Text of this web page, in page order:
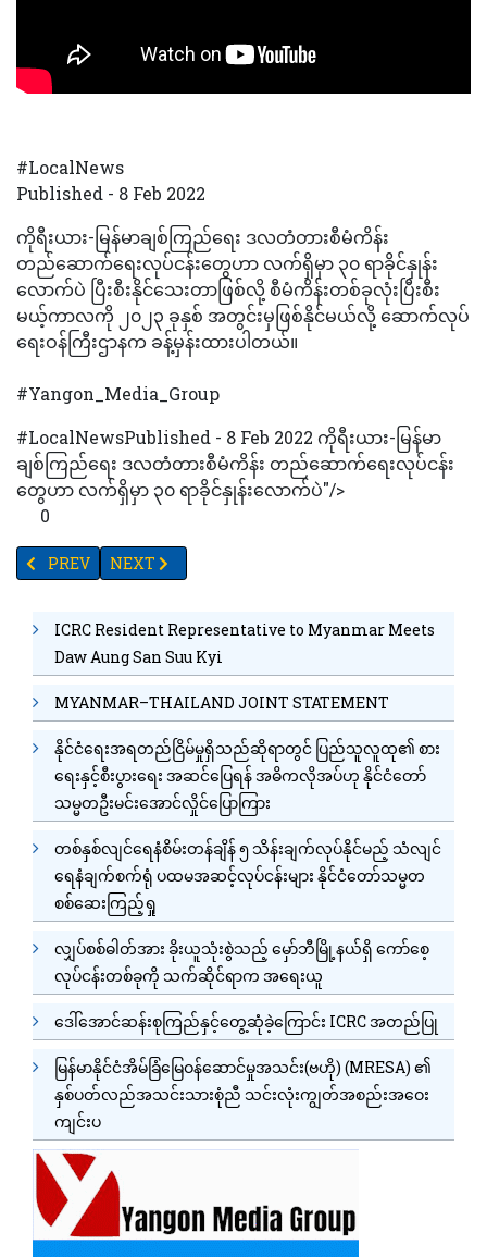
#LocalNews
Published - 8 Feb 2022
ကိုရီးယား-မြန်မာချစ်ကြည်ရေး ဒလတံတားစီမံကိန်း
တည်ဆောက်ရေးလုပ်ငန်းတွေဟာ လက်ရှိမှာ ၃၀ ရာခိုင်နှုန်း
လောက်ပဲ ပြီးစီးနိုင်သေးတာဖြစ်လို့ စီမံကိန်းတစ်ခုလုံးပြီးစီး
မယ့်ကာလကို ၂၀၂၃ ခုနှစ် အတွင်းမှဖြစ်နိုင်မယ်လို့ ဆောက်လုပ်
ရေးဝန်ကြီးဌာနက ခန့်မှန်းထားပါတယ်။
#Yangon_Media_Group
#LocalNewsPublished - 8 Feb 2022 ကိုရီးယား-မြန်မာ
ချစ်ကြည်ရေး ဒလတံတားစီမံကိန်း တည်ဆောက်ရေးလုပ်ငန်း
တွေဟာ လက်ရှိမှာ ၃၀ ရာခိုင်နှုန်းလောက်ပဲ"/>
0
PREVIOUS ARTICLE: ဖေဖော်ဝါရီလအတွင်း ရန်ကုန်တိုင်းဒေသကြီးမှ
PREV NEXT ARTICLE: စစ်တွေဆိပ်ကမ်းသို့ သင်္ဘောကြီးမျာ
NEXT
ICRC Resident Representative to Myanmar Meets
Daw Aung San Suu Kyi
MYANMAR–THAILAND JOINT STATEMENT
နိုင်ငံရေးအရတည်ငြိမ်မှုရှိသည်ဆိုရာတွင် ပြည်သူလူထု၏ စား
ရေးနှင့်စီးပွားရေး အဆင်ပြေရန် အဓိကလိုအပ်ဟု နိုင်ငံတော်
သမ္မတဦးမင်းအောင်လှိုင်ပြောကြား
တစ်နှစ်လျင်ရေနံစိမ်းတန်ချိန် ၅ သိန်းချက်လုပ်နိုင်မည့် သံလျင်
ရေနံချက်စက်ရုံ ပထမအဆင့်လုပ်ငန်းများ နိုင်ငံတော်သမ္မတ
စစ်ဆေးကြည့်ရှု
လျှပ်စစ်ဓါတ်အား ခိုးယူသုံးစွဲသည့် မှော်ဘီမြို့နယ်ရှိ ကော်စေ့
လုပ်ငန်းတစ်ခုကို သက်ဆိုင်ရာက အရေးယူ
ဒေါ်အောင်ဆန်းစုကြည်နှင့်တွေ့ဆုံခဲ့ကြောင်း ICRC အတည်ပြု
မြန်မာနိုင်ငံအိမ်ခြံမြေဝန်ဆောင်မှုအသင်း(ဗဟို) (MRESA) ၏
နှစ်ပတ်လည်အသင်းသားစုံညီ သင်းလုံးကျွတ်အစည်းအဝေး
ကျင်းပ